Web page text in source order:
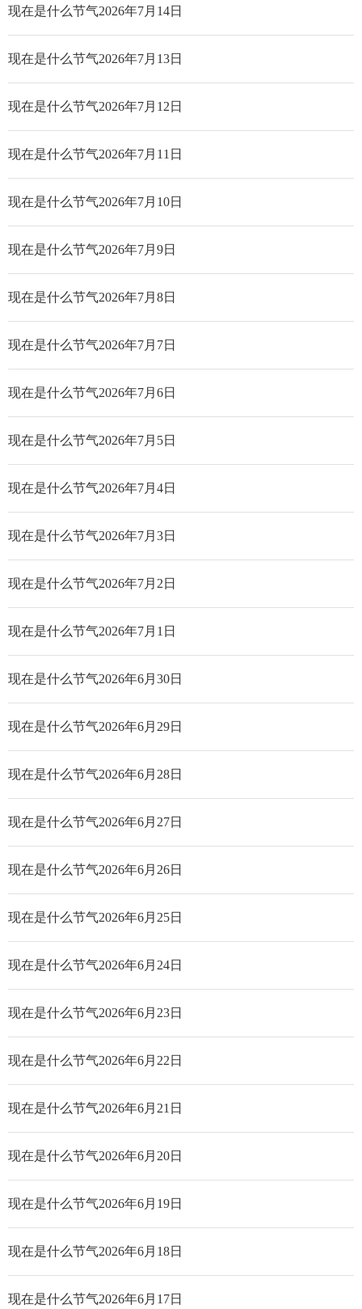
现在是什么节气2026年7月14日
现在是什么节气2026年7月13日
现在是什么节气2026年7月12日
现在是什么节气2026年7月11日
现在是什么节气2026年7月10日
现在是什么节气2026年7月9日
现在是什么节气2026年7月8日
现在是什么节气2026年7月7日
现在是什么节气2026年7月6日
现在是什么节气2026年7月5日
现在是什么节气2026年7月4日
现在是什么节气2026年7月3日
现在是什么节气2026年7月2日
现在是什么节气2026年7月1日
现在是什么节气2026年6月30日
现在是什么节气2026年6月29日
现在是什么节气2026年6月28日
现在是什么节气2026年6月27日
现在是什么节气2026年6月26日
现在是什么节气2026年6月25日
现在是什么节气2026年6月24日
现在是什么节气2026年6月23日
现在是什么节气2026年6月22日
现在是什么节气2026年6月21日
现在是什么节气2026年6月20日
现在是什么节气2026年6月19日
现在是什么节气2026年6月18日
现在是什么节气2026年6月17日